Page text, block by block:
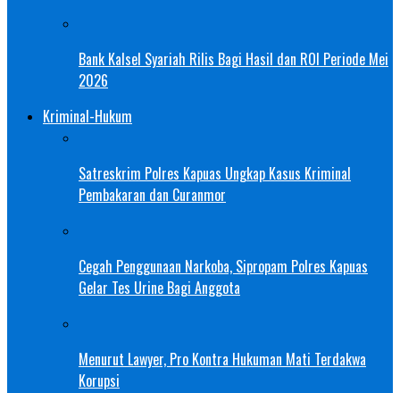
Bank Kalsel Syariah Rilis Bagi Hasil dan ROI Periode Mei
2026
Kriminal-Hukum
Satreskrim Polres Kapuas Ungkap Kasus Kriminal
Pembakaran dan Curanmor
Cegah Penggunaan Narkoba, Sipropam Polres Kapuas
Gelar Tes Urine Bagi Anggota
Menurut Lawyer, Pro Kontra Hukuman Mati Terdakwa
Korupsi